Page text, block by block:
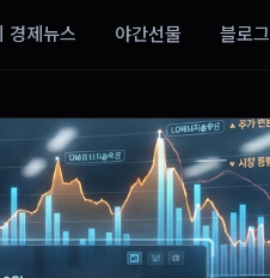
경제뉴스 야간선물 블로그